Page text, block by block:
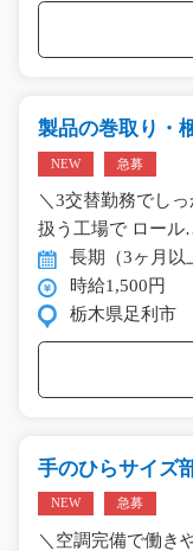
製品の巻取り・
NEW 急募
＼3交替勤務でし
扱う工場で ロー
長期（3ヶ月以
時給1,500円
栃木県足利市
手のひらサイズ
NEW 急募
＼空調完備で働き